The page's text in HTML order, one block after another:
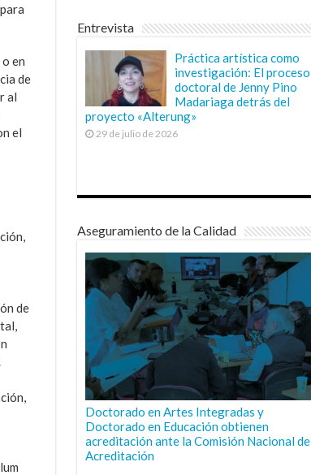
en
de
al
el
de
Entrevista
Práctica artística como
investigación: El proceso
doctoral de Jenny Pino
Madariaga detrás del
proyecto «Alterung»
29 de julio de 2026
Aseguramiento de la Calidad
Doctorado en Artes Integradas y
Doctorado en Educación obtienen
acreditación ante la Comisión Nacional de
Acreditación